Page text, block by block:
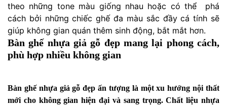
theo những tone màu giống nhau hoặc có thể phá
cách bởi những chiếc ghế đa màu sắc đầy cá tính sẽ
giúp không gian quán thêm sinh động, bắt mắt hơn.
Bàn ghế nhựa giả gỗ đẹp mang lại phong cách,
phù hợp nhiều không gian
Bàn ghế nhựa giả gỗ đẹp ấn tượng là một xu hướng nội thất
mới cho không gian hiện đại và sang trọng. Chất liệu nhựa